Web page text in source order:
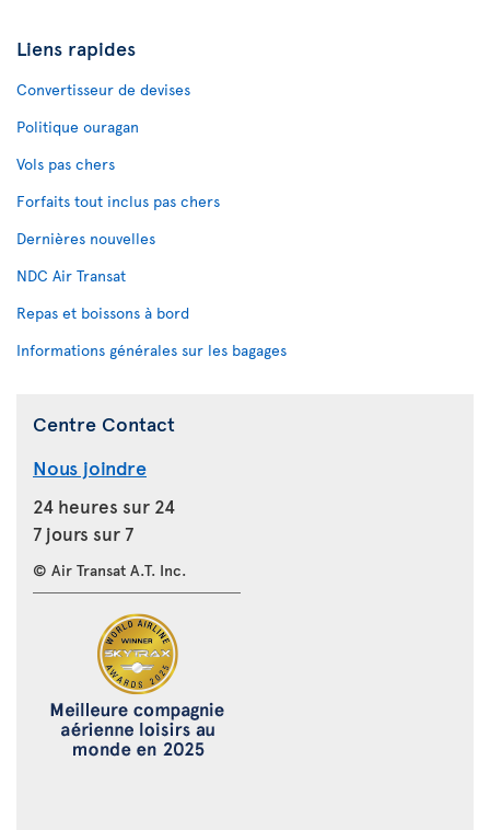
Liens rapides
Convertisseur de devises
Politique ouragan
Vols pas chers
Forfaits tout inclus pas chers
Dernières nouvelles
NDC Air Transat
Repas et boissons à bord
Informations générales sur les bagages
Centre Contact
Nous joindre
24 heures sur 24
7 jours sur 7
© Air Transat A.T. Inc.